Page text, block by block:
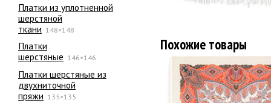
Платки из уплотненной
шерстяной
ткани 148×148
Платки
шерстяные 146×146
Платки шерстяные из
двухниточной
пряжи 135×135
Похожие товары